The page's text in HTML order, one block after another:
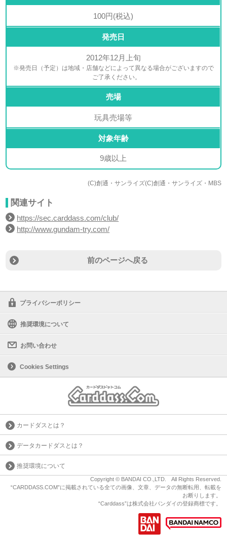
100円(税込)
発売日
2012年12月上旬
※発売日（予定）は地域・店舗などによって異なる場合がございますので
ご了承ください。
売場
玩具売場等
対象年齢
9歳以上
(C)創通・サンライズ(C)創通・サンライズ・MBS
関連サイト
https://sec.carddass.com/club/
http://www.gundam-try.com/
前のページへ戻る
プライバシーポリシー
推奨環境について
お問い合わせ
Cookies Settings
カードダスとは？
データカードダスとは？
推奨環境について
Copyright © BANDAI CO.,LTD. All Rights Reserved.
“CARDDASS.COM”に掲載されている全ての画像、文章、データの無断転用、転載を
お断りします。
“Carddass”は株式会社バンダイの登録商標です。